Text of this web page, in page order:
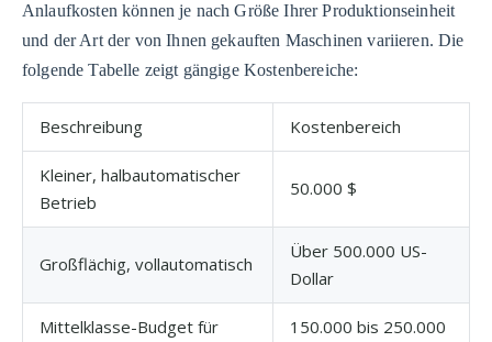
Anlaufkosten können je nach Größe Ihrer Produktionseinheit
und der Art der von Ihnen gekauften Maschinen variieren. Die
folgende Tabelle zeigt gängige Kostenbereiche:
Beschreibung Kostenbereich
Kleiner, halbautomatischer
Betrieb
50.000 $
Großflächig, vollautomatisch
Über 500.000 US-
Dollar
Mittelklasse-Budget für
150.000 bis 250.000